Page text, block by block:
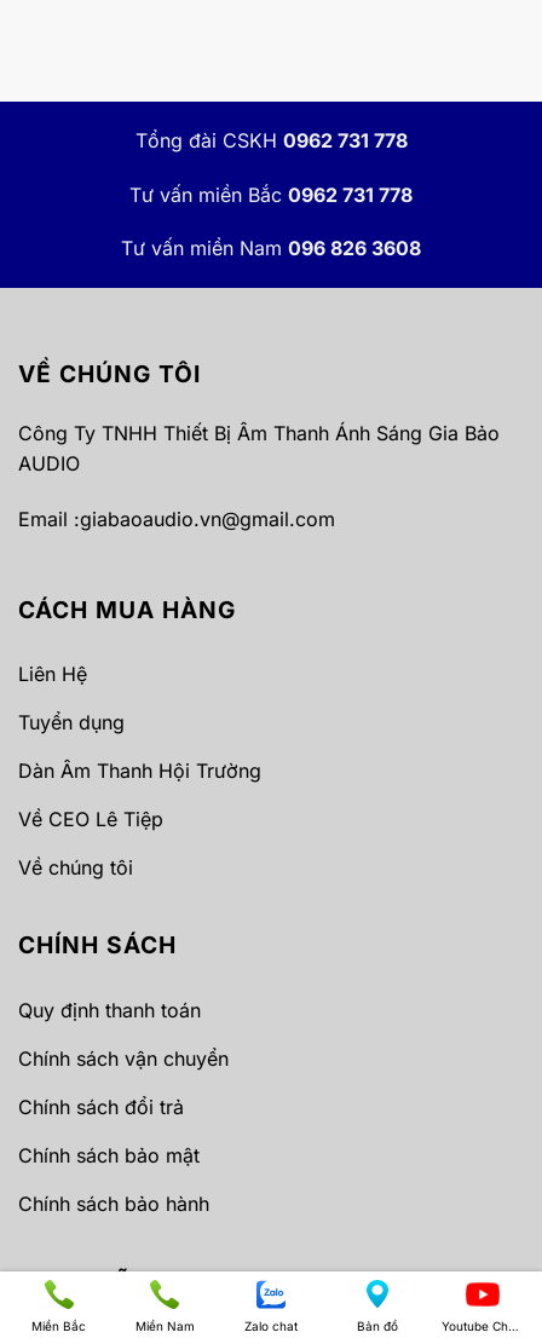
Tổng đài CSKH 0962 731 778
Tư vấn miền Bắc 0962 731 778
Tư vấn miền Nam 096 826 3608
VỀ CHÚNG TÔI
Công Ty TNHH Thiết Bị Âm Thanh Ánh Sáng Gia Bảo
AUDIO
Email :giabaoaudio.vn@gmail.com
CÁCH MUA HÀNG
Liên Hệ
Tuyển dụng
Dàn Âm Thanh Hội Trường
Về CEO Lê Tiệp
Về chúng tôi
CHÍNH SÁCH
Quy định thanh toán
Chính sách vận chuyển
Chính sách đổi trả
Chính sách bảo mật
Chính sách bảo hành
THEO DÕI
Miền Bắc Miền Nam Zalo chat Bản đồ Youtube Channel